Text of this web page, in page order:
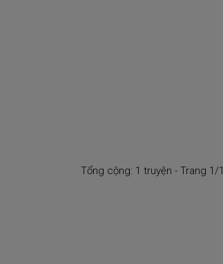
Tổng cộng: 1 truyện - Trang 1/1